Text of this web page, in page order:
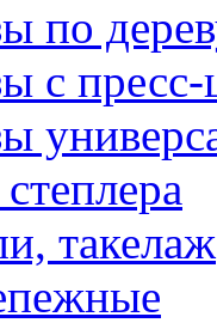
по
с
такелаж